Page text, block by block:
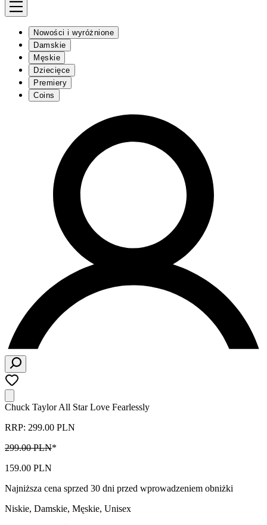
Nowości i wyróżnione
Damskie
Męskie
Dziecięce
Premiery
Coins
Chuck Taylor All Star Love Fearlessly
RRP: 299.00 PLN
299.00 PLN*
159.00 PLN
Najniższa cena sprzed 30 dni przed wprowadzeniem obniżki
Niskie, Damskie, Męskie, Unisex